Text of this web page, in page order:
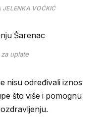
JELENKA VOĆKIĆ
uplate
nisu određivali iznos
što više i pomognu